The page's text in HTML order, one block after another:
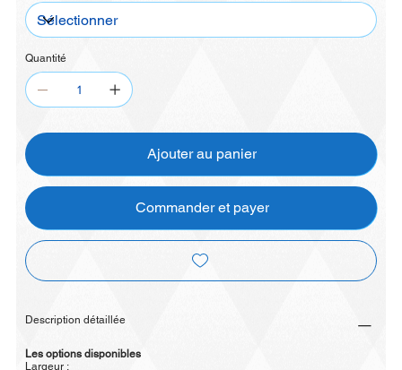
Quantité
Ajouter au panier
Commander et payer
Description détaillée
Les options disponibles
Largeur :